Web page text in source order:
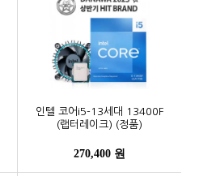
인텔 코어i5-13세대 13400F
(랩터레이크) (정품)
270,400 원